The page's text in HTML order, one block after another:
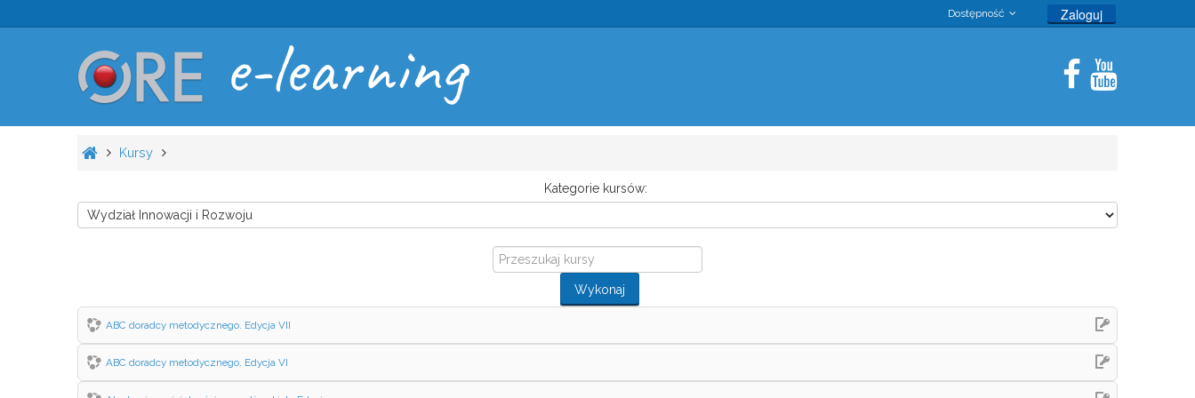
Zaloguj
Dostępność
e-learning
Kursy
Kategorie kursów:
Przeszukaj
kursy
Wykonaj
ABC doradcy metodycznego. Edycja VII
ABC doradcy metodycznego. Edycja VI